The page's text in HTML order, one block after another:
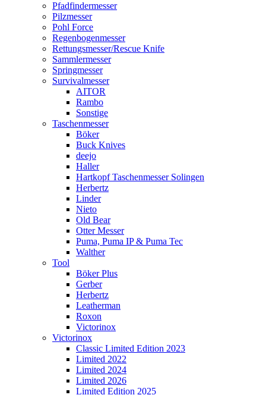
Pfadfindermesser
Pilzmesser
Pohl Force
Regenbogenmesser
Rettungsmesser/Rescue Knife
Sammlermesser
Springmesser
Survivalmesser
AITOR
Rambo
Sonstige
Taschenmesser
Böker
Buck Knives
deejo
Haller
Hartkopf Taschenmesser Solingen
Herbertz
Linder
Nieto
Old Bear
Otter Messer
Puma, Puma IP & Puma Tec
Walther
Tool
Böker Plus
Gerber
Herbertz
Leatherman
Roxon
Victorinox
Victorinox
Classic Limited Edition 2023
Limited 2022
Limited 2024
Limited 2026
Limited Edition 2025